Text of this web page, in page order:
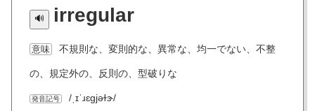
irregular
意味 不規則な、変則的な、異常な、均一でない、不整
の、規定外の、反則の、型破りな
発音記号 /ˌɪˈɹɛɡjəɫɝ/